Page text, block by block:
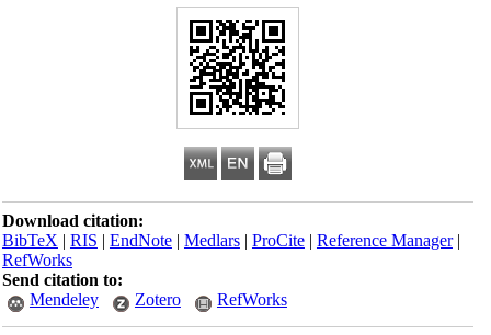
Download citation:
BibTeX|RIS|EndNote|Medlars|ProCite|Reference Manager
RefWorks
Send citation to:
Mendeley
Zotero RefWorks